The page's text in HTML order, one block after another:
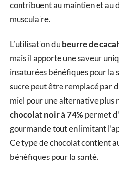
contribuent au maintien et au
musculaire.
L’utilisation dubeurre de
mais il apporte une saveur
insaturées bénéfiques pour la
sucre peut être remplacé par
miel pour une alternative plus
chocolat noir à 74% permet
gourmande tout en limitant
Ce type de chocolat contient
bénéfiques pour la santé.